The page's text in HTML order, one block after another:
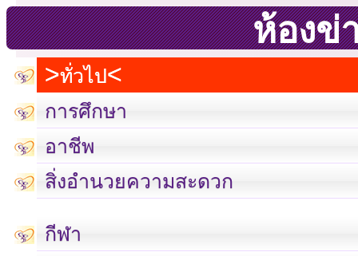
ห้องข่
ทั่วไป
การศึกษา
อาชีพ
สิ่งอำนวยความสะดวก
กีฬา